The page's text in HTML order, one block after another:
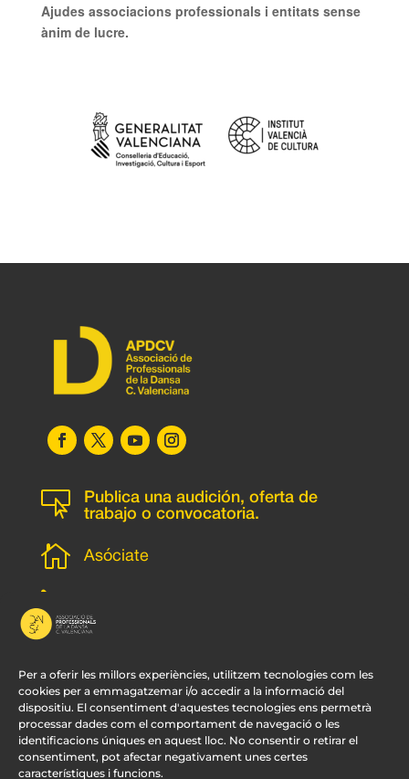
Per a oferir les millors experiències, utilitzem tecnologies com les
cookies per a emmagatzemar i/o accedir a la informació del
dispositiu. El consentiment d'aquestes tecnologies ens permetrà
processar dades com el comportament de navegació o les
identificacions úniques en aquest lloc. No consentir o retirar el
consentiment, pot afectar negativament unes certes
característiques i funcions.
Ajudes associacions professionals i entitats sense
ànim de lucre.

Publica una audición, oferta de
trabajo o convocatoria.
 Asóciate
l